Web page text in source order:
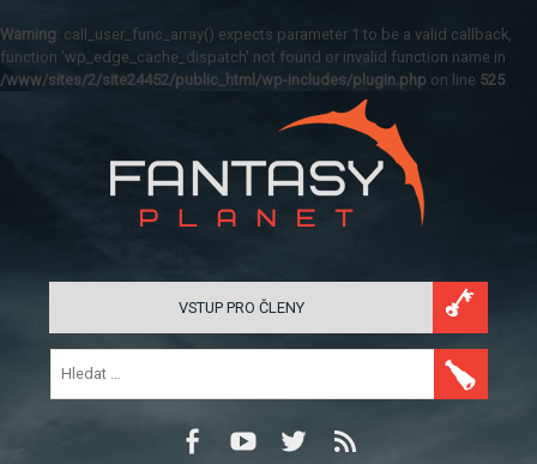
Warning: call_user_func_array() expects parameter 1 to be a valid callback,
function 'wp_edge_cache_dispatch' not found or invalid function name in
/www/sites/2/site24452/public_html/wp-includes/plugin.php on line 525
VSTUP PRO ČLENY